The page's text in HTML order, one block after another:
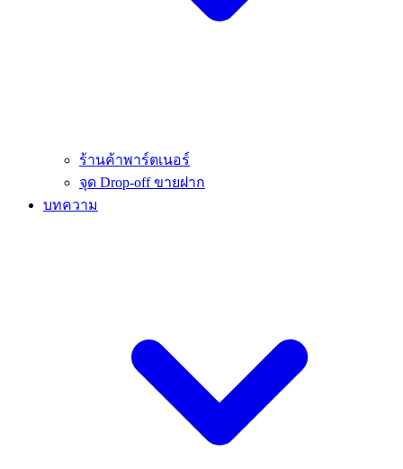
ร้านค้าพาร์ตเนอร์
จุด Drop-off ขายฝาก
บทความ